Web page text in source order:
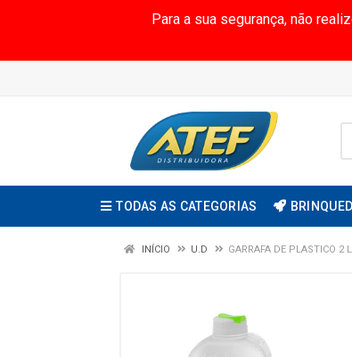
Para a sua segurança, não
TODAS AS CATEGORIAS
INÍCIO U.D GARRAFA DE PLASTICO 2